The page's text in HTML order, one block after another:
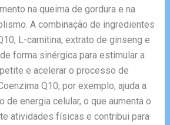
na queima de gordura e na
A combinação de ingredientes
L-carnitina, extrato de ginseng e
forma sinérgica para estimular a
e acelerar o processo de
Q10, por exemplo, ajuda a
de energia celular, o que aumenta o
atividades físicas e contribui para